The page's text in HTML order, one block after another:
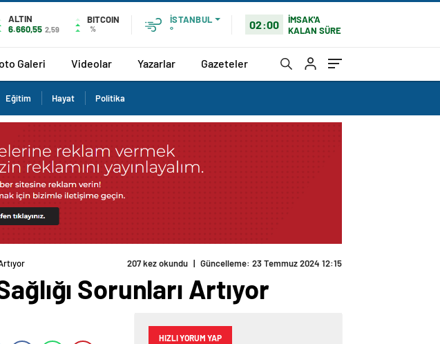
ALTIN
6.660,55 2,59
BITCOIN
%
İSTANBUL
°
02:00
İMSAK'A
KALAN SÜRE
Galeri Videolar Yazarlar Gazeteler
Eğitim Hayat Politika
207 kez okundu | Güncelleme: 23 Temmuz 2024 12:15
Sorunları Artıyor
HIZLI YORUM YAP